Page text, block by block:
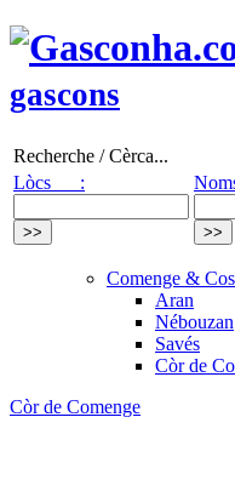
gascons
Recherche / Cèrca...
Lòcs :
Comenge &
Aran
Nébouzan
Savés
Còr de
Còr de Comenge